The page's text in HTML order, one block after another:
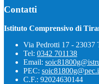
Contatti
Istituto Comprensivo di
Via Pedrotti 17 - 23037
Tel: 0342 701138
Email:
PEC:
C.F.: 92024630144